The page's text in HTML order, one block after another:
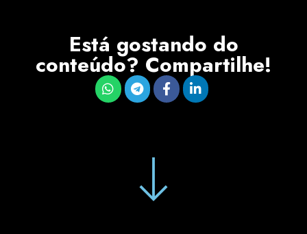
Está gostando do
conteúdo? Compartilhe!